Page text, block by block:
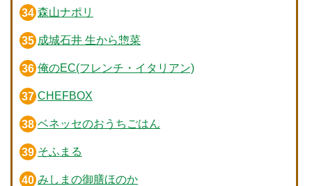
森山ナポリ
成城石井 生から惣菜
俺のEC(フレンチ・イタリアン)
CHEFBOX
ベネッセのおうちごはん
そふまる
みしまの御膳ほのか